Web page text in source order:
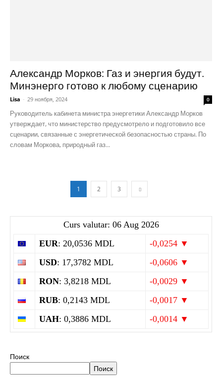
Александр Морков: Газ и энергия будут.
Минэнерго готово к любому сценарию
Lisa - 29 ноября, 2024 0
Руководитель кабинета министра энергетики Александр Морков
утверждает, что министерство предусмотрело и подготовило все
сценарии, связанные с энергетической безопасностью страны. По
словам Моркова, природный газ...
1 2 3
Curs valutar: 06 Aug 2026
EUR: 20,0536 MDL
-0,0254 ▼
USD: 17,3782 MDL
-0,0606 ▼
RON: 3,8218 MDL
-0,0029 ▼
RUB: 0,2143 MDL
-0,0017 ▼
UAH: 0,3886 MDL -0,0014 ▼
Поиск
Поиск